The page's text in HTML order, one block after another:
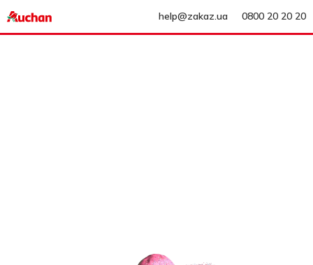
help@zakaz.ua 0800 20 20 20